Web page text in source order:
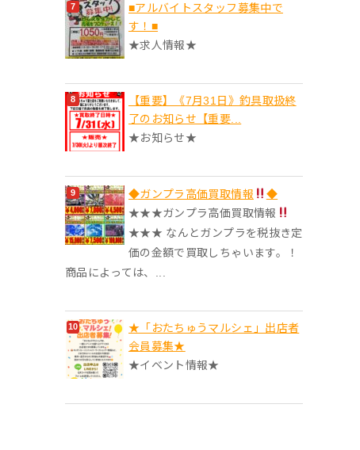
■アルバイトスタッフ募集中で
す！■
★求人情報★
【重要】《7月31日》釣具取扱終
了のお知らせ【重要...
★お知らせ★
◆ガンプラ高価買取情報
◆
★★★ガンプラ高価買取情報
★★★ なんとガンプラを税抜き定
価の金額で買取しちゃいます。！
商品によっては、...
★「おたちゅうマルシェ」出店者
会員募集★
★イベント情報★